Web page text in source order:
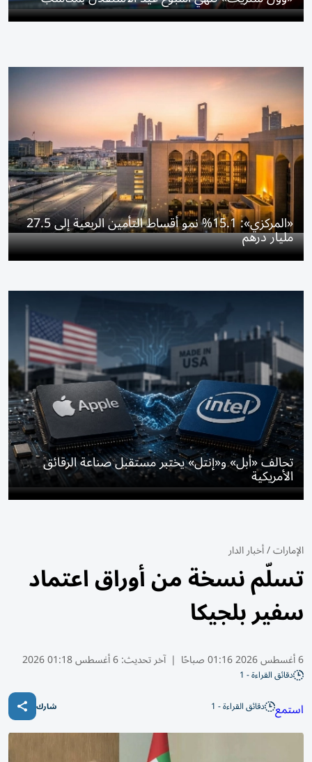
«المركزي»: 15.1% نمو أقساط التأمين الربعية إلى 27.5
مليار درهم
تحالف «أبل» و«إنتل» يختبر مستقبل صناعة الرقائق
الأمريكية
الإمارات/أخبار الدار
تسلّم نسخة من أوراق اعتماد
سفير بلجيكا
6 أغسطس 2026 01:16 صباحًا | آخر تحديث:6 أغسطس 01:18 2026
دقائق القراءة - 1
استمع دقائق القراءة - 1 شارك